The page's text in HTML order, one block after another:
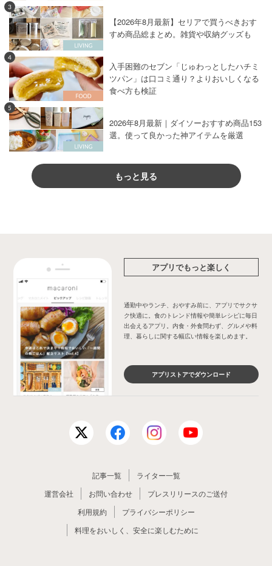
3
【2026年8月最新】セリアで買うべきおす
すめ商品総まとめ。雑貨や収納グッズも
4
入手困難のセブン「じゅわっとしたハチミ
ツパン」は口コミ通り？よりおいしくなる
食べ方も検証
5
2026年8月最新｜ダイソーおすすめ商品153
選。使って良かった神アイテムを厳選
もっと見る
アプリでもっと楽しく
通勤中やランチ、おやすみ前に、アプリでサクサ
ク快適に。食のトレンド情報や簡単レシピに毎日
出会えるアプリ。内食・外食問わず、グルメや料
理、暮らしに関する幅広い情報を楽しめます。
アプリストアでダウンロード
記事一覧
ライター一覧
運営会社
お問い合わせ
プレスリリースのご送付
利用規約
プライバシーポリシー
料理をおいしく、安全に楽しむために